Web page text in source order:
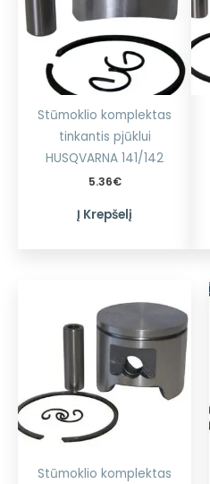
Stūmoklio komplektas
tinkantis pjūklui
HUSQVARNA 141/142
5.36€
Į Krepšelį
Stūmoklio komplektas